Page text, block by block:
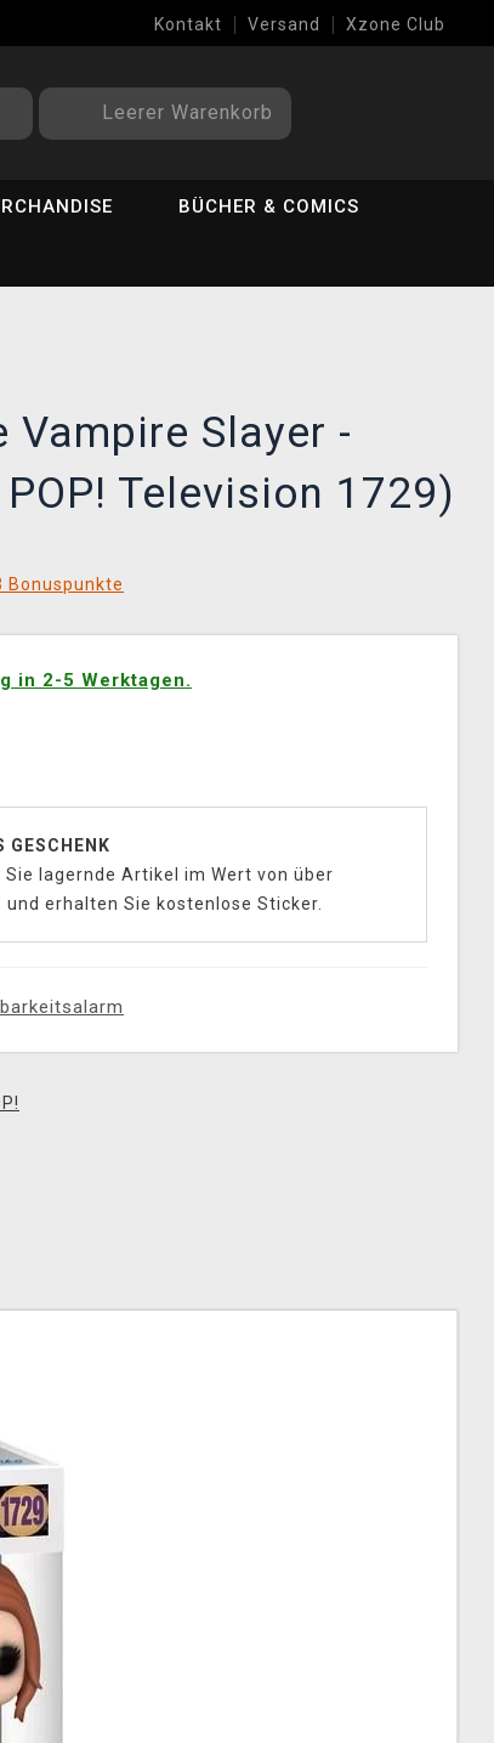
Kontakt Versand Xzone Club
Leerer Warenkorb
BÜCHER & COMICS
Vampire Slayer -
Television 1729)
Bonuspunkte
in 2-5 Werktagen.
GESCHENK
Sie lagernde Artikel im Wert von über
und erhalten Sie kostenlose Sticker.